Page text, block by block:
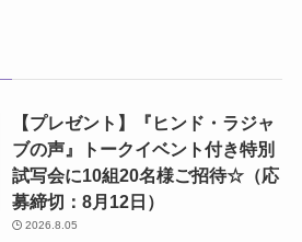
【プレゼント】『ヒンド・ラジャ
ブの声』トークイベント付き特別
試写会に10組20名様ご招待☆（応
募締切：8月12日）
2026.8.05